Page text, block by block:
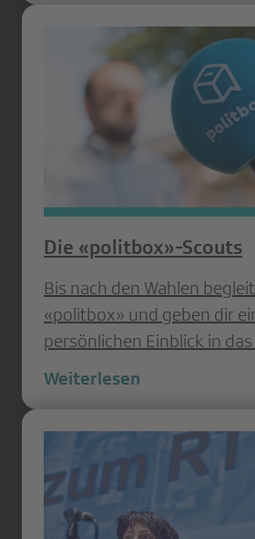
Die «politbox»-Scouts
Bis nach den Wahlen
«politbox» und geben dir
persönlichen Einblick in das
Weiterlesen